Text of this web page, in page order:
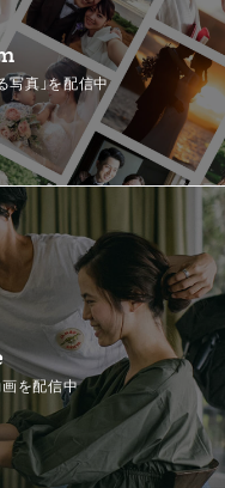
写真」を配信中
を配信中